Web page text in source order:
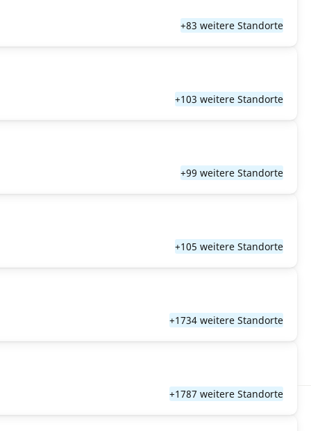
+83 weitere Standorte
+103 weitere Standorte
+99 weitere Standorte
+105 weitere Standorte
+1734 weitere Standorte
+1787 weitere Standorte